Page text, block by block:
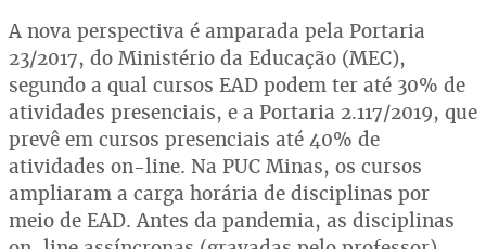
A nova perspectiva é amparada pela Portaria
23/2017, do Ministério da Educação (MEC),
segundo a qual cursos EAD podem ter até 30% de
atividades presenciais, e a Portaria 2.117/2019, que
prevê em cursos presenciais até 40% de
atividades on-line. Na PUC Minas, os cursos
ampliaram a carga horária de disciplinas por
meio de EAD. Antes da pandemia, as disciplinas